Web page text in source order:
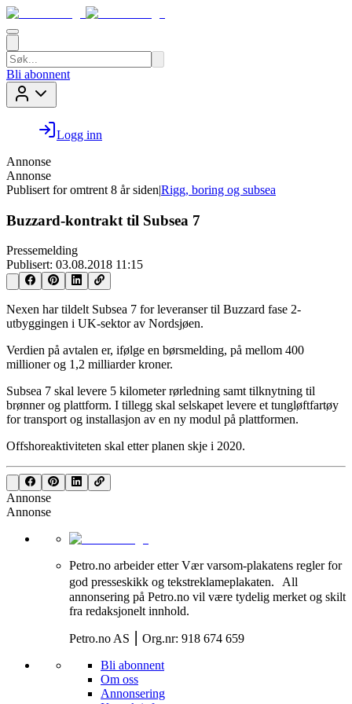
Bli abonnent
Logg inn
Annonse
Annonse
Publisert for omtrent 8 år siden|Rigg, boring og subsea
Buzzard-kontrakt til Subsea 7
Pressemelding
Publisert: 03.08.2018 11:15
Nexen har tildelt Subsea 7 for leveranser til Buzzard fase 2-
utbyggingen i UK-sektor av Nordsjøen.
Verdien på avtalen er, ifølge en børsmelding, på mellom 400
millioner og 1,2 milliarder kroner.
Subsea 7 skal levere 5 kilometer rørledning samt tilknytning til
brønner og plattform. I tillegg skal selskapet levere et tungløftfartøy
for transport og installasjon av en ny modul på plattformen.
Offshoreaktiviteten skal etter planen skje i 2020.
Annonse
Annonse
Petro.no arbeider etter Vær varsom-plakatens regler for
god presseskikk og tekstreklameplakaten. All
annonsering på Petro.no vil være tydelig merket og skilt
fra redaksjonelt innhold.
Petro.no AS ⎮ Org.nr: 918 674 659
Bli abonnent
Om oss
Annonsering